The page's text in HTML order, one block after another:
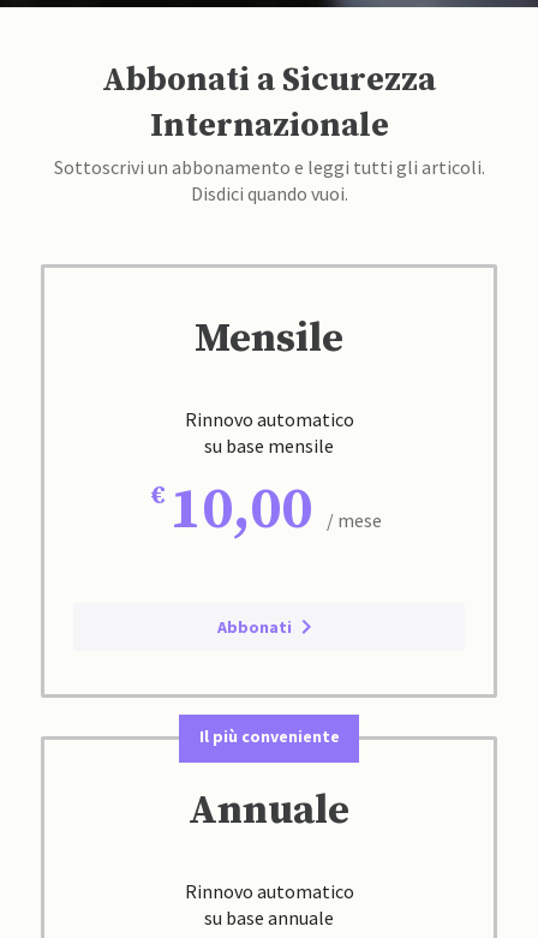
Abbonati a Sicurezza
Internazionale
Sottoscrivi un abbonamento e leggi tutti gli articoli.
Disdici quando vuoi.
Mensile
Rinnovo automatico
su base mensile
10,00 / mese
Abbonati
Il più conveniente
Annuale
Rinnovo automatico
su base annuale